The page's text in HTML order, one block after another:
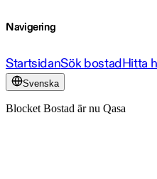
Navigering
StartsidanSök bostadHitta
Svenska
Blocket Bostad är nu Qasa